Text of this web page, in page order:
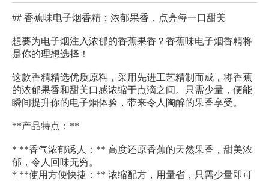
## 香蕉味电子烟香精：浓郁果香，点亮每一口甜美
想要为电子烟注入浓郁的香蕉果香？香蕉味电子烟香精将
是你的理想选择！
这款香精精选优质原料，采用先进工艺精制而成，将香蕉
的浓郁果香和甜美口感浓缩于点滴之间。只需少量，便能
瞬间提升你的电子烟体验，带来令人陶醉的果香享受。
**产品特点：**
* **香气浓郁诱人：** 高度还原香蕉的天然果香，甜美浓
郁，令人回味无穷。
* **使用方便快捷：** 浓缩配方，用量省，只需少量即可